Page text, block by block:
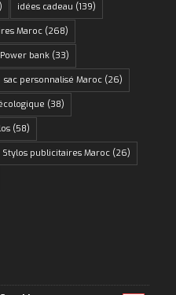
idées cadeau (139)
Maroc(268)
Power bank(33)
sac personnalisé Maroc(26)
(38)
(58)
Stylos publicitaires Maroc(26)